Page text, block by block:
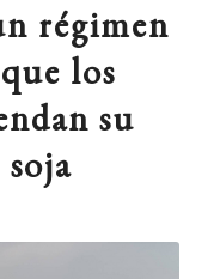
régimen
los
su
soja